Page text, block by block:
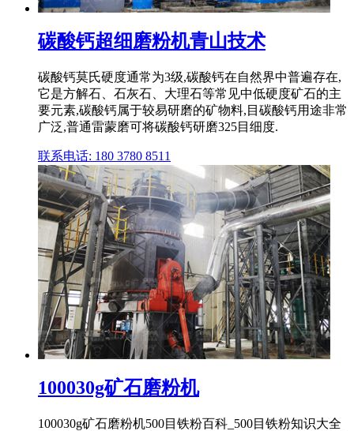
碳酸钙超细磨粉机青山技术
碳酸钙莫氏硬度通常为3级,碳酸钙在自然界中普遍存在,
它是方解石、石灰石、大理石等常见中低硬度矿石的主
要元素,碳酸钙属于较易研磨的矿物料,目碳酸钙用途非常
广泛,普通雷蒙磨可将碳酸钙研磨325目细度.
联系电话: 180 3780 8511
100030g矿石磨粉机
100030g矿石磨粉机500目铁粉百科_500目铁粉知识大全